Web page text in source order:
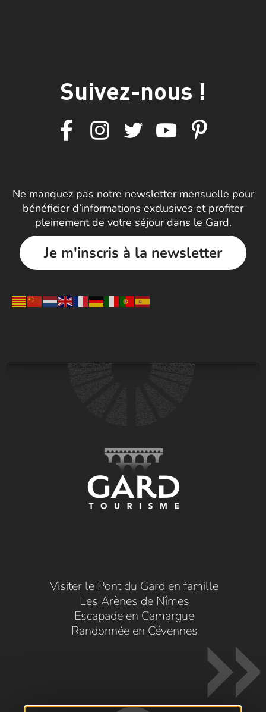
Suivez-nous !
Ne manquez pas notre newsletter mensuelle pour
bénéficier d’informations exclusives et profiter
pleinement de votre séjour dans le Gard.
Je m'inscris à la newsletter
Visiter le Pont du Gard en famille
Les Arènes de Nîmes
Escapade en Camargue
Randonnée en Cévennes